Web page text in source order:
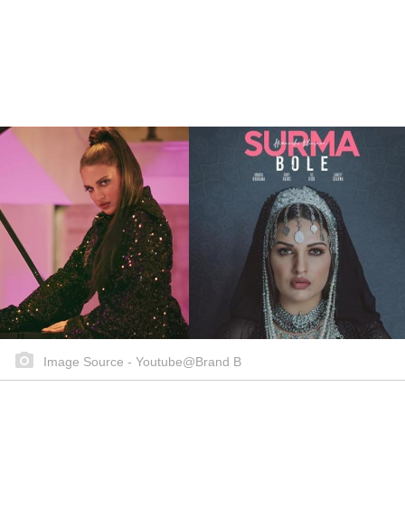
Image Source - Youtube@Brand B